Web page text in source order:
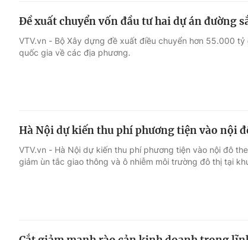
Điện ảnh
Âm nhạc
Sao
Du lịch
Làm đẹp
Đề xuất chuyển vốn đầu tư hai dự án đường
VTV.vn - Bộ Xây dựng đề xuất điều chuyển hơn 55.000
quốc gia về các địa phương.
Hà Nội dự kiến thu phí phương tiện vào nội
VTV.vn - Hà Nội dự kiến thu phí phương tiện vào nội đô
giảm ùn tắc giao thông và ô nhiễm môi trường đô thị tại